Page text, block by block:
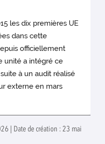
les dix premières UE
dans cette
officiellement
unité a intégré ce
à un audit réalisé
externe en mars
| Date de création : 23 mai